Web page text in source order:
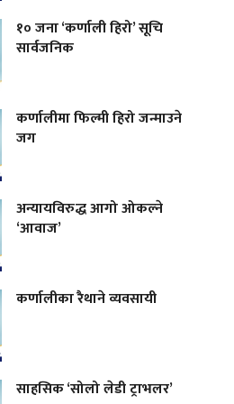
१० जना ‘कर्णाली हिरो’ सूचि
सार्वजनिक
कर्णालीमा फिल्मी हिरो जन्माउने
जग
अन्यायविरुद्ध आगो ओकल्ने
‘आवाज’
कर्णालीका रैथाने व्यवसायी
साहसिक ‘सोलो लेडी ट्राभलर’